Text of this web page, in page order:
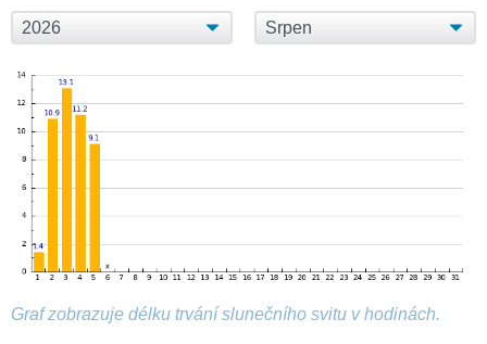
Graf zobrazuje délku trvání slunečního svitu v hodinách.